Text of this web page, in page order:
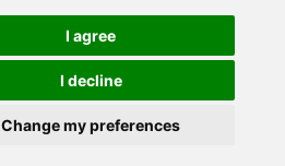
I agree
I decline
Change my preferences
Edificio 4,
Parco
industriale
Zhong Fei
Armoniche
Generatori
Migliorano Il